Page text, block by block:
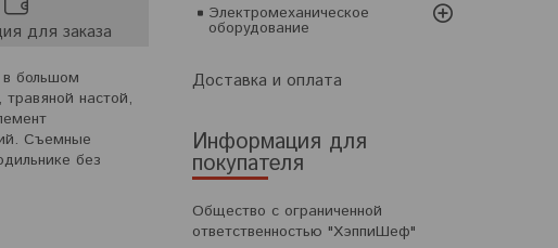
Электромеханическое
оборудование
Доставка и оплата
Информация для
покупателя
Общество с ограниченной
ответственностью "ХэппиШеф"
для заказа
в большом
настой,
Съемные
без